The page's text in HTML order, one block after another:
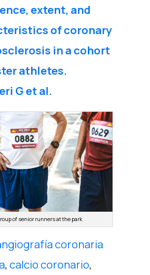
extent, and
of coronary
in a cohort
athletes.
G et al.
of senior runners at the park
coronaria
, calcio coronario,